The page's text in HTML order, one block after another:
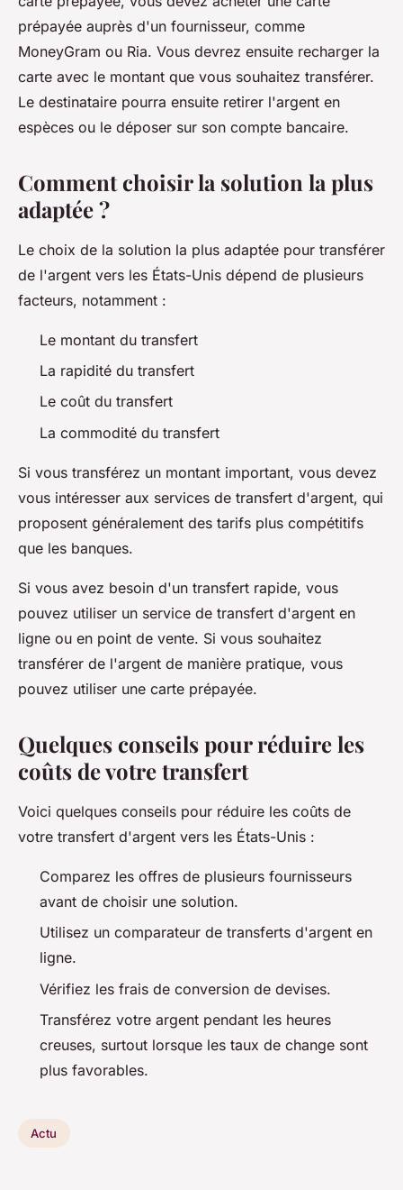
prépayée auprès d'un fournisseur, comme
MoneyGram ou Ria. Vous devrez ensuite recharger la
carte avec le montant que vous souhaitez transférer.
Le destinataire pourra ensuite retirer l'argent en
espèces ou le déposer sur son compte bancaire.
Comment choisir la solution la plus
adaptée ?
Le choix de la solution la plus adaptée pour transférer
de l'argent vers les États-Unis dépend de plusieurs
facteurs, notamment :
Le montant du transfert
La rapidité du transfert
Le coût du transfert
La commodité du transfert
Si vous transférez un montant important, vous devez
vous intéresser aux services de transfert d'argent, qui
proposent généralement des tarifs plus compétitifs
que les banques.
Si vous avez besoin d'un transfert rapide, vous
pouvez utiliser un service de transfert d'argent en
ligne ou en point de vente. Si vous souhaitez
transférer de l'argent de manière pratique, vous
pouvez utiliser une carte prépayée.
Quelques conseils pour réduire les
coûts de votre transfert
Voici quelques conseils pour réduire les coûts de
votre transfert d'argent vers les États-Unis :
Comparez les offres de plusieurs fournisseurs
avant de choisir une solution.
Utilisez un comparateur de transferts d'argent en
ligne.
Vérifiez les frais de conversion de devises.
Transférez votre argent pendant les heures
creuses, surtout lorsque les taux de change sont
plus favorables.
Actu